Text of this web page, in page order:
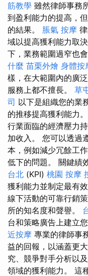
筋教學 雖然律師事務
到盈利能力的提高，
的結果。 脹氣 按摩
域以提高獲利能力取
下，業務範圍過窄也
什麼 苗栗外燴 身體按
樣，在大範圍內的廣
服務上都不擅長。 草
司 以下是組織您的業
的推移提高獲利能力。
行業面臨的經濟壓力
加收入。 您可以透過
本，例如減少冗餘工
低下的問題。 關鍵績
台北 (KPI) 桃園 按摩
獲利能力並制定最有
線下活動的可靠行銷
所的知名度和聲譽。
台和策略廣告上建立
近按摩 專業的律師事
益的回報，以涵蓋更
究、競爭對手分析以
領域的獲利能力。 這